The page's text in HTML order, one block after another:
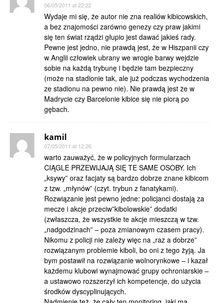
06/05/2011 at 22:22
Wydaje mi się, że autor nie zna realiów kibicowskich,
a bez znajomości zarówno genezy czy praw jakimi
się ten świat rządzi głupio jest dawać jakieś rady.
Pewne jest jedno, nie prawdą jest, że w Hiszpanii czy
w Anglii człowiek ubrany we wrogie barwy wejdzie
sobie na każdą trybunę i będzie tam bezpieczny
(może na stadionie tak, ale już podczas wychodzenia
ze stadionu na pewno nie). Nie prawdą jest że w
Madrycie czy Barcelonie kibice się nie piorą po
gębach.
kamil
07/05/2011 at 12:26
warto zauważyć, że w policyjnych formularzach
CIĄGLE PRZEWIJAJĄ SIĘ TE SAME OSOBY. Ich
„ksywy” oraz facjaty są bardzo dobrze znane kibicom
z tzw. „młynów” (czyt. trybun z fanatykami).
Rozwiązanie jest pewno jedne: policjanci dostają za
mecze i akcje przeciw”kibolowskie” dodatki
(zwłaszcza, że wszystkie te akcje mieszczą w tzw.
„nadgodzinach” – poza zmianowym czasem pracy).
Nikomu z policji nie zależy więc na „raz a dobrze”
rozwiązanym problemie kiboli, bo oni z tego żyją. Ja
bym postawił na rozwiązanie wolnorynkowe – i kazał
każdemu klubowi wynajmować grupy ochroniarskie –
a ustawowo rozszerzył ich kompetencje, do użycia
środków dyscyplinujących.